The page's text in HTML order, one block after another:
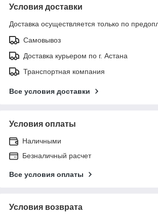
Условия доставки
Доставка осуществляется только по
Самовывоз
Доставка курьером по г. Астана
Транспортная компания
Все условия доставки
Условия оплаты
Наличными
Безналичный расчет
Все условия оплаты
Условия возврата